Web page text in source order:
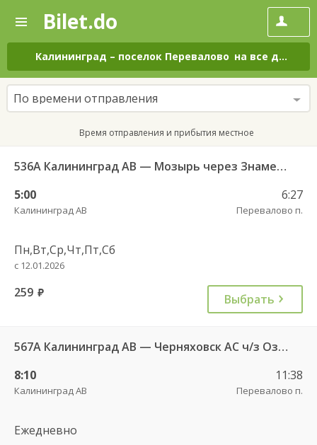
—
Поиск
и
покупка
билетов
на
автобус
онлайн
Bilet.do
Калининград – поселок Перевалово на все дни
По времени отправления
Время отправления и прибытия местное
536А Калининград АВ — Мозырь через Знаменск
5:00
Калининград АВ
6:27
Перевалово п.
Пн,Вт,Ср,Чт,Пт,Сб
с 12.01.2026
259 руб. Выбрать
567А Калининград АВ — Черняховск АС ч/з Озерки п., Правдинск КДП, Железнодорожный КДП
8:10
Калининград АВ
11:38
Перевалово п.
Ежедневно